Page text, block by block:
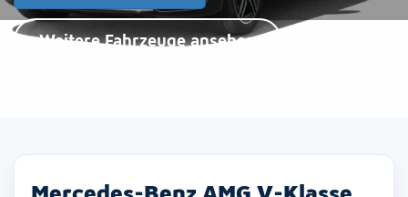
Weitere Fahrzeuge ansehen